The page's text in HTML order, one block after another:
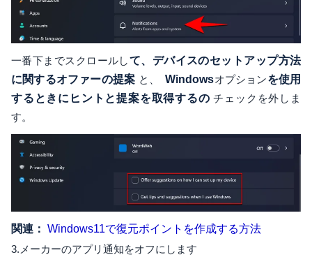
一番下までスクロールして、デバイスのセットアップ方法
に関するオファーの提案 と、Windowsオプションを使用
するときにヒントと提案を取得するのチェックを外しま
す。
関連： Windows11で復元ポイントを作成する方法
3.メーカーのアプリ通知をオフにします